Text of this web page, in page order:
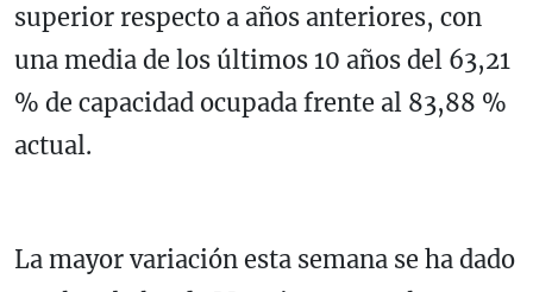
superior respecto a años anteriores, con
una media de los últimos 10 años del 63,21
% de capacidad ocupada frente al 83,88 %
actual.
La mayor variación esta semana se ha dado